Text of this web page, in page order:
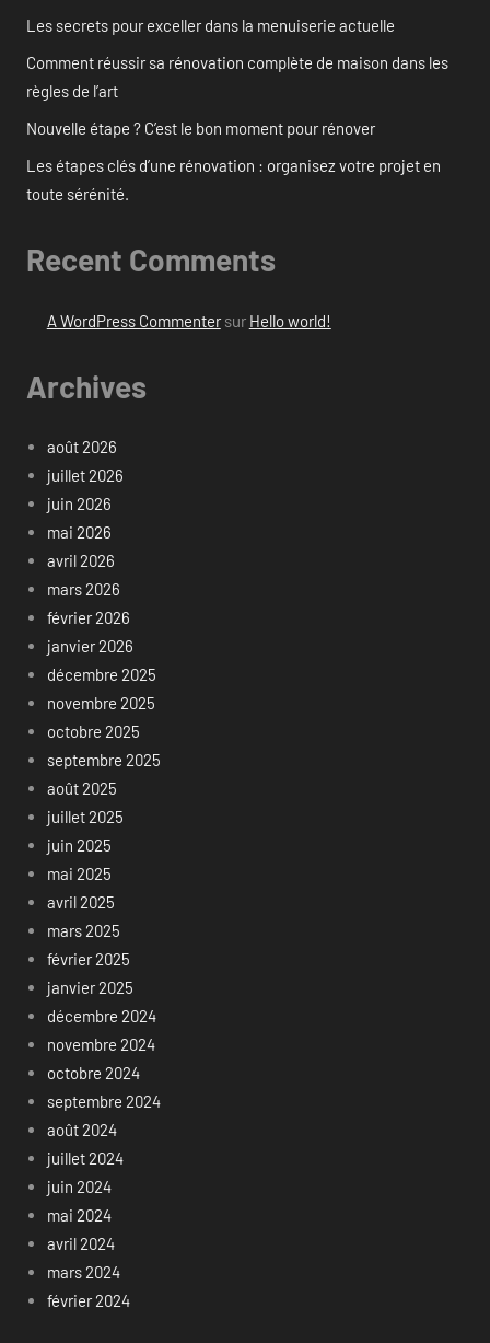
Les secrets pour exceller dans la menuiserie actuelle
Comment réussir sa rénovation complète de maison dans les
règles de l’art
Nouvelle étape ? C’est le bon moment pour rénover
Les étapes clés d’une rénovation : organisez votre projet en
toute sérénité.
Recent Comments
A WordPress Commentersur Hello world!
Archives
août 2026
juillet 2026
juin 2026
mai 2026
avril 2026
mars 2026
février 2026
janvier 2026
décembre 2025
novembre 2025
octobre 2025
septembre 2025
août 2025
juillet 2025
juin 2025
mai 2025
avril 2025
mars 2025
février 2025
janvier 2025
décembre 2024
novembre 2024
octobre 2024
septembre 2024
août 2024
juillet 2024
juin 2024
mai 2024
avril 2024
mars 2024
février 2024